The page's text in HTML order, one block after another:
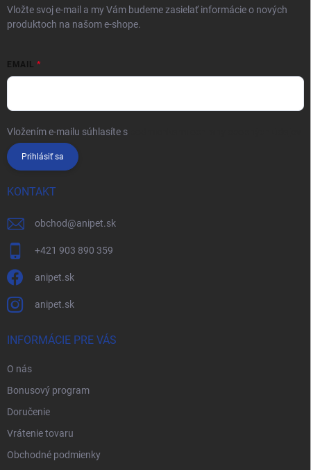
Vložte svoj e-mail a my Vám budeme zasielať informácie o nových
produktoch na našom e-shope.
EMAIL
Vložením e-mailu súhlasíte s
Prihlásiť sa
KONTAKT
obchod@anipet.sk
+421 903 890 359
anipet.sk
anipet.sk
INFORMÁCIE PRE VÁS
O nás
Bonusový program
Doručenie
Vrátenie tovaru
Obchodné podmienky